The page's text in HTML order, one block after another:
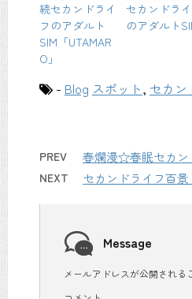
続セカンドライ
フのアダルト
SIM「UTAMAR
O」
セカンドラ
のアダルト
- Blog スポット, セカン
PREV 春爛漫☆春眠セカン
NEXT セカンドライフ百景
Message
メールアドレスが公開される